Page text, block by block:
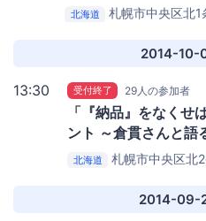
北海道
札幌市中央区北
2014-10-
13:30 受付終了 29人の参加者
「『納品』をなくせ
ント ～倉貫さんと語
北海道
札幌市中央区北
2014-09-